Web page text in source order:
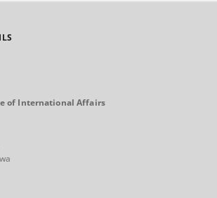
of International Affairs